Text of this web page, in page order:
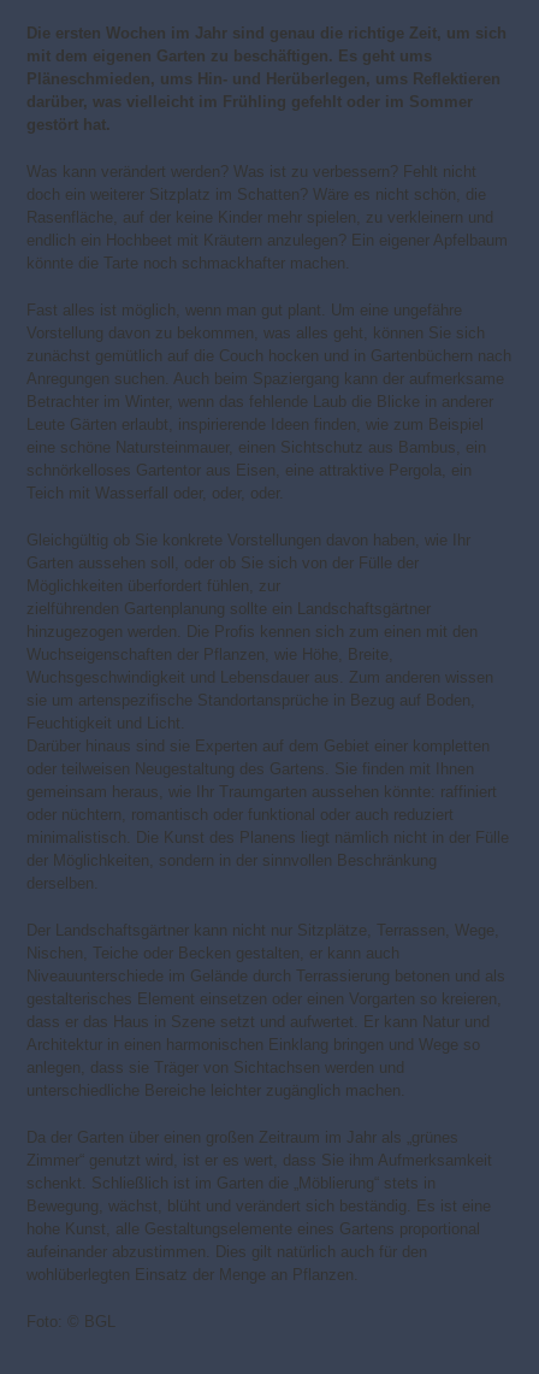
Die ersten Wochen im Jahr sind genau die richtige Zeit, um sich
mit dem eigenen Garten zu beschäftigen. Es geht ums
Pläneschmieden, ums Hin- und Herüberlegen, ums Reflektieren
darüber, was vielleicht im Frühling gefehlt oder im Sommer
gestört hat.
Was kann verändert werden? Was ist zu verbessern? Fehlt nicht
doch ein weiterer Sitzplatz im Schatten? Wäre es nicht schön, die
Rasenfläche, auf der keine Kinder mehr spielen, zu verkleinern und
endlich ein Hochbeet mit Kräutern anzulegen? Ein eigener Apfelbaum
könnte die Tarte noch schmackhafter machen.
Fast alles ist möglich, wenn man gut plant. Um eine ungefähre
Vorstellung davon zu bekommen, was alles geht, können Sie sich
zunächst gemütlich auf die Couch hocken und in Gartenbüchern nach
Anregungen suchen. Auch beim Spaziergang kann der aufmerksame
Betrachter im Winter, wenn das fehlende Laub die Blicke in anderer
Leute Gärten erlaubt, inspirierende Ideen finden, wie zum Beispiel
eine schöne Natursteinmauer, einen Sichtschutz aus Bambus, ein
schnörkelloses Gartentor aus Eisen, eine attraktive Pergola, ein
Teich mit Wasserfall oder, oder, oder.
Gleichgültig ob Sie konkrete Vorstellungen davon haben, wie Ihr
Garten aussehen soll, oder ob Sie sich von der Fülle der
Möglichkeiten überfordert fühlen, zur
zielführenden Gartenplanung sollte ein Landschaftsgärtner
hinzugezogen werden. Die Profis kennen sich zum einen mit den
Wuchseigenschaften der Pflanzen, wie Höhe, Breite,
Wuchsgeschwindigkeit und Lebensdauer aus. Zum anderen wissen
sie um artenspezifische Standortansprüche in Bezug auf Boden,
Feuchtigkeit und Licht.
Darüber hinaus sind sie Experten auf dem Gebiet einer kompletten
oder teilweisen Neugestaltung des Gartens. Sie finden mit Ihnen
gemeinsam heraus, wie Ihr Traumgarten aussehen könnte: raffiniert
oder nüchtern, romantisch oder funktional oder auch reduziert
minimalistisch. Die Kunst des Planens liegt nämlich nicht in der Fülle
der Möglichkeiten, sondern in der sinnvollen Beschränkung
derselben.
Der Landschaftsgärtner kann nicht nur Sitzplätze, Terrassen, Wege,
Nischen, Teiche oder Becken gestalten, er kann auch
Niveauunterschiede im Gelände durch Terrassierung betonen und als
gestalterisches Element einsetzen oder einen Vorgarten so kreieren,
dass er das Haus in Szene setzt und aufwertet. Er kann Natur und
Architektur in einen harmonischen Einklang bringen und Wege so
anlegen, dass sie Träger von Sichtachsen werden und
unterschiedliche Bereiche leichter zugänglich machen.
Da der Garten über einen großen Zeitraum im Jahr als „grünes
Zimmer“ genutzt wird, ist er es wert, dass Sie ihm Aufmerksamkeit
schenkt. Schließlich ist im Garten die „Möblierung“ stets in
Bewegung, wächst, blüht und verändert sich beständig. Es ist eine
hohe Kunst, alle Gestaltungselemente eines Gartens proportional
aufeinander abzustimmen. Dies gilt natürlich auch für den
wohlüberlegten Einsatz der Menge an Pflanzen.
Foto: © BGL